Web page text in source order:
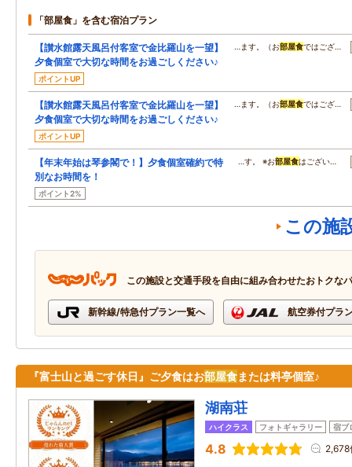
「部屋食」を含む宿泊プラン
【讃水館露天風呂付客室で金比羅山を一望】
夕食個室で大切な時間をお過ごしください♪
ポイントUP
…ます。（お部屋食ではござ…
【讃水館露天風呂付客室で金比羅山を一望】
夕食個室で大切な時間をお過ごしください♪
ポイントUP
…ます。（お部屋食ではござ…
【年末年始は琴参閣で！】夕食個室確約で特
別なお時間を！
ポイント2%
…す。 ※お部屋食はござい…
この施
この施設と交通手段を自由に組み合わせたおトクな
新幹線/特急付プラン一覧へ 航空券付プラ
『富士山と過ごす休日』ご夕食はお部屋食または料亭個室♪
湖南荘
ハイクラス フォトギャラリー 宿ブ
4.8 2,678